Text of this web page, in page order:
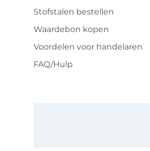
Stofstalen bestellen
Waardebon kopen
Voordelen voor handelaren
FAQ/Hulp